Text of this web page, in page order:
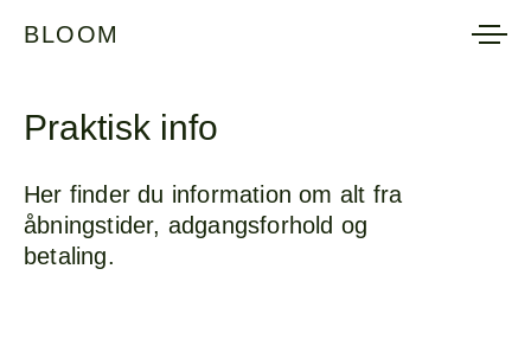
BLOOM
Praktisk info
Her finder du information om alt fra
åbningstider, adgangsforhold og
betaling.